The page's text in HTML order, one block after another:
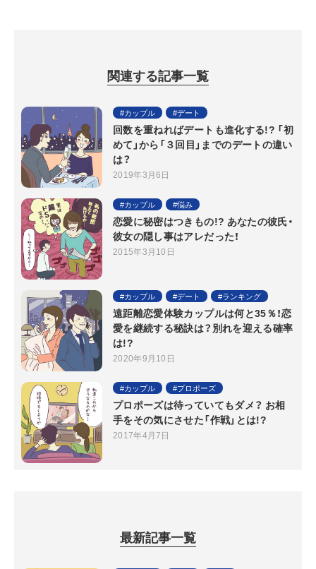
関連する記事一覧
カップル デート
回数を重ねればデートも進化する!? 「初
めて」から「３回目」までのデートの違い
は？
2019年3月6日
カップル 悩み
恋愛に秘密はつきもの!? あなたの彼氏・
彼女の隠し事はアレだった！
2015年3月10日
カップル デート ランキング
遠距離恋愛体験カップルは何と35％！恋
愛を継続する秘訣は？別れを迎える確率
は!?
2020年9月10日
カップル プロポーズ
プロポーズは待っていてもダメ？ お相
手をその気にさせた「作戦」とは!?
2017年4月7日
最新記事一覧